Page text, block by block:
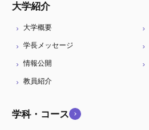
大学紹介
大学概要
学長メッセージ
情報公開
教員紹介
学科・コース